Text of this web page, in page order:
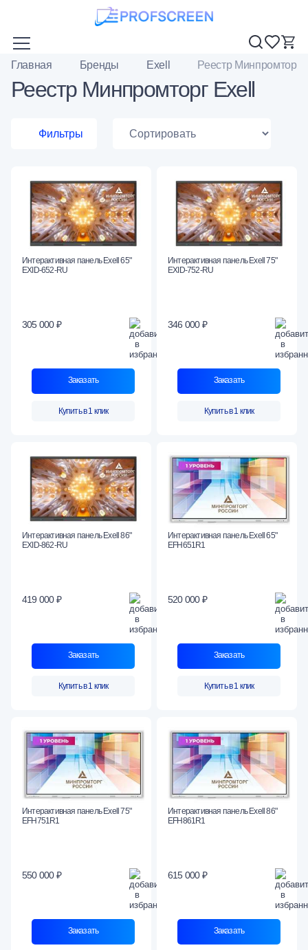
Главная Бренды Exell Реестр Минпромторг
Реестр Минпромторг Exell
Фильтры
Интерактивная панель Exell 65"
EXID-652-RU
305 000 ₽
Заказать
Купить в 1 клик
Интерактивная панель Exell 75"
EXID-752-RU
346 000 ₽
Заказать
Купить в 1 клик
Интерактивная панель Exell 86"
EXID-862-RU
419 000 ₽
Заказать
Купить в 1 клик
Интерактивная панель Exell 65"
EFH651R1
520 000 ₽
Заказать
Купить в 1 клик
Интерактивная панель Exell 75"
EFH751R1
550 000 ₽
Заказать
Интерактивная панель Exell 86"
EFH861R1
615 000 ₽
Заказать